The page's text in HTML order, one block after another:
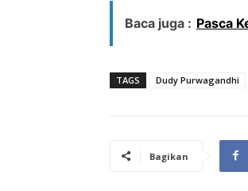
Baca juga : Pasca
TAGS Dudy Purwagandhi
Bagikan